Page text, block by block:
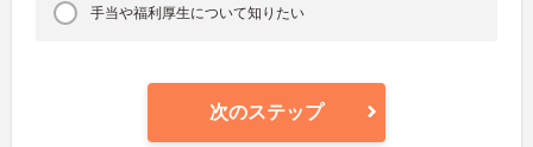
手当や福利厚生について知りたい
次のステップ